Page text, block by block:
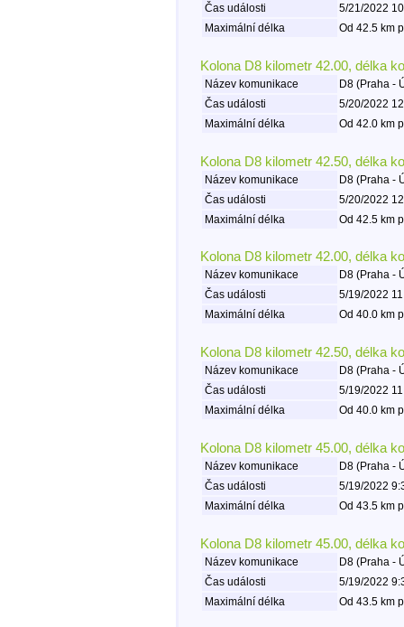
Čas události
5/21/2022
Maximální délka
Od 42.5 km
Kolona D8 kilometr 42.00, délka
Název komunikace
D8 (Praha -
Čas události
5/20/2022
Maximální délka
Od 42.0 km
Kolona D8 kilometr 42.50, délka
Název komunikace
D8 (Praha -
Čas události
5/20/2022
Maximální délka
Od 42.5 km
Kolona D8 kilometr 42.00, délka
Název komunikace
D8 (Praha -
Čas události
5/19/2022
Maximální délka
Od 40.0 km
Kolona D8 kilometr 42.50, délka
Název komunikace
D8 (Praha -
Čas události
5/19/2022
Maximální délka
Od 40.0 km
Kolona D8 kilometr 45.00, délka
Název komunikace
D8 (Praha -
Čas události
5/19/2022
Maximální délka
Od 43.5 km
Kolona D8 kilometr 45.00, délka
Název komunikace
D8 (Praha -
Čas události
5/19/2022
Maximální délka
Od 43.5 km